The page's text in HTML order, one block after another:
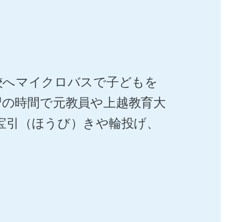
マイクロバスで子どもを
時間で元教員や上越教育大
（ほうび）きや輪投げ、